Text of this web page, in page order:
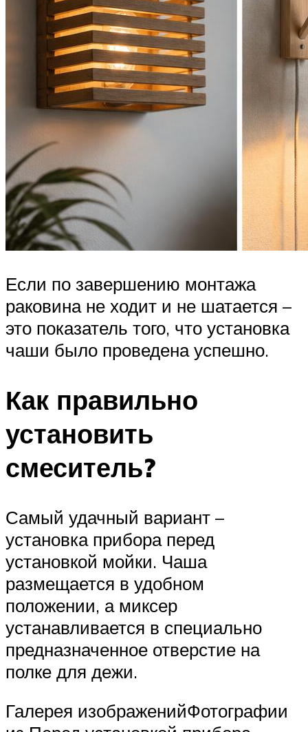
Если по завершению монтажа
раковина не ходит и не шатается –
это показатель того, что установка
чаши было проведена успешно.
Как правильно
установить
смеситель?
Самый удачный вариант –
установка прибора перед
установкой мойки. Чаша
размещается в удобном
положении, а миксер
устанавливается в специально
предназначенное отверстие на
полке для дежи.
Галерея изображенийФотографии